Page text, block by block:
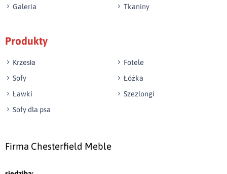
Galeria
Tkaniny
Produkty
Krzesła
Fotele
Sofy
Łóżka
Ławki
Szezlongi
Sofy dla psa
Firma Chesterfield Meble